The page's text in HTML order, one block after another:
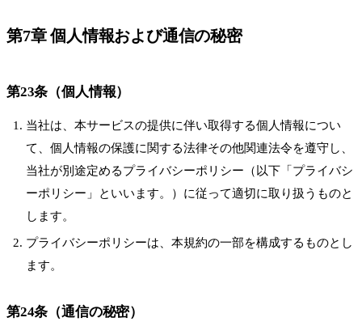
第7章 個人情報および通信の秘密
第23条（個人情報）
当社は、本サービスの提供に伴い取得する個人情報につい
て、個人情報の保護に関する法律その他関連法令を遵守し、
当社が別途定めるプライバシーポリシー（以下「プライバシ
ーポリシー」といいます。）に従って適切に取り扱うものと
します。
プライバシーポリシーは、本規約の一部を構成するものとし
ます。
第24条（通信の秘密）